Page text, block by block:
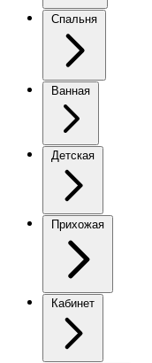
Спальня
Ванная
Детская
Прихожая
Кабинет